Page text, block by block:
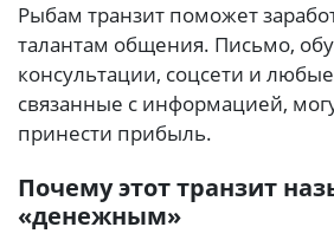
Рыбам транзит поможет
талантам общения. Письмо,
консультации, соцсети и
связанные с информацией,
принести прибыль.
Почему этот транзит
«денежным»